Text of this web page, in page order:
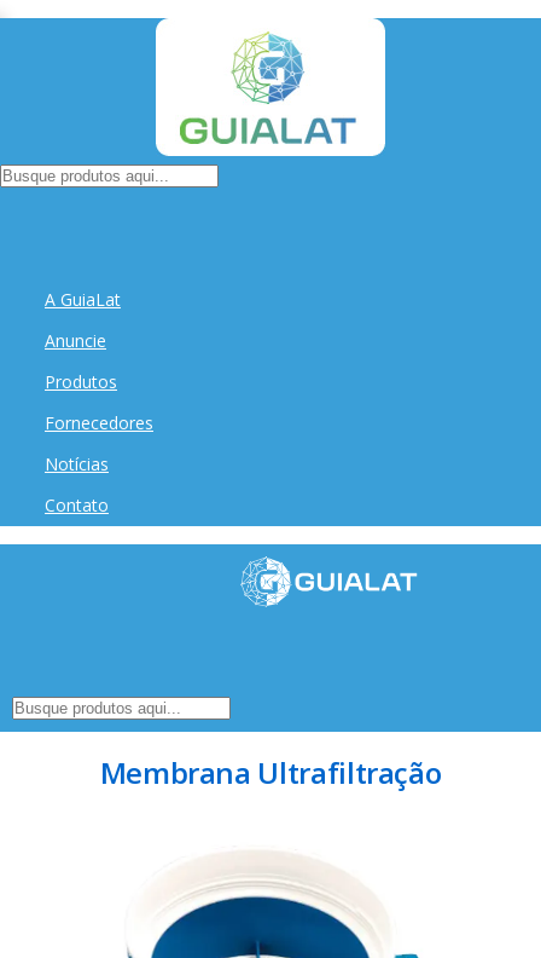
A GuiaLat
Anuncie
Produtos
Fornecedores
Notícias
Contato
Membrana Ultrafiltração